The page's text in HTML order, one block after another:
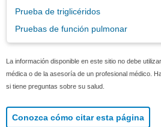
Prueba de triglicéridos
Pruebas de función pulmonar
La información disponible en este sitio no debe
médica o de la asesoría de un profesional médico.
si tiene preguntas sobre su salud.
Conozca cómo citar esta página